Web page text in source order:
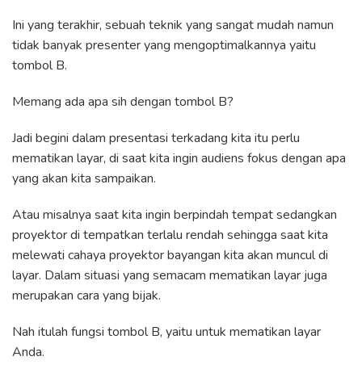
Ini yang terakhir, sebuah teknik yang sangat mudah namun
tidak banyak presenter yang mengoptimalkannya yaitu
tombol B.
Memang ada apa sih dengan tombol B?
Jadi begini dalam presentasi terkadang kita itu perlu
mematikan layar, di saat kita ingin audiens fokus dengan apa
yang akan kita sampaikan.
Atau misalnya saat kita ingin berpindah tempat sedangkan
proyektor di tempatkan terlalu rendah sehingga saat kita
melewati cahaya proyektor bayangan kita akan muncul di
layar. Dalam situasi yang semacam mematikan layar juga
merupakan cara yang bijak.
Nah itulah fungsi tombol B, yaitu untuk mematikan layar
Anda.